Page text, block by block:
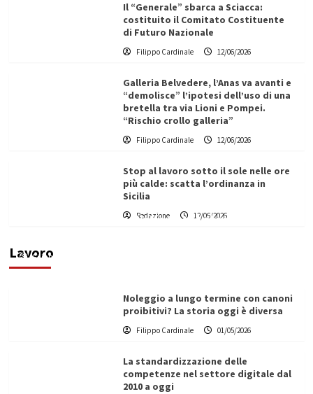
Il “Generale” sbarca a Sciacca:
costituito il Comitato Costituente
di Futuro Nazionale
Filippo Cardinale 12/06/2026
Galleria Belvedere, l’Anas va avanti e
“demolisce” l’ipotesi dell’uso di una
bretella tra via Lioni e Pompei.
“Rischio crollo galleria”
Filippo Cardinale 12/06/2026
Stop al lavoro sotto il sole nelle ore
più calde: scatta l’ordinanza in
Sicilia
Redazione 12/06/2026
Lavoro
Vino in Italia: il giro d’affari contribuisce
Filippo Cardinale
Noleggio a lungo termine con canoni
proibitivi? La storia oggi è diversa
Filippo Cardinale 01/05/2026
La standardizzazione delle
competenze nel settore digitale dal
2010 a oggi